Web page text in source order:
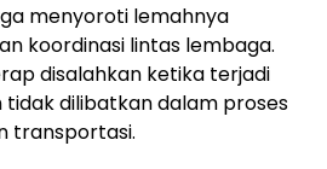
menyoroti lemahnya
koordinasi lintas lembaga.
disalahkan ketika terjadi
dilibatkan dalam proses
transportasi.